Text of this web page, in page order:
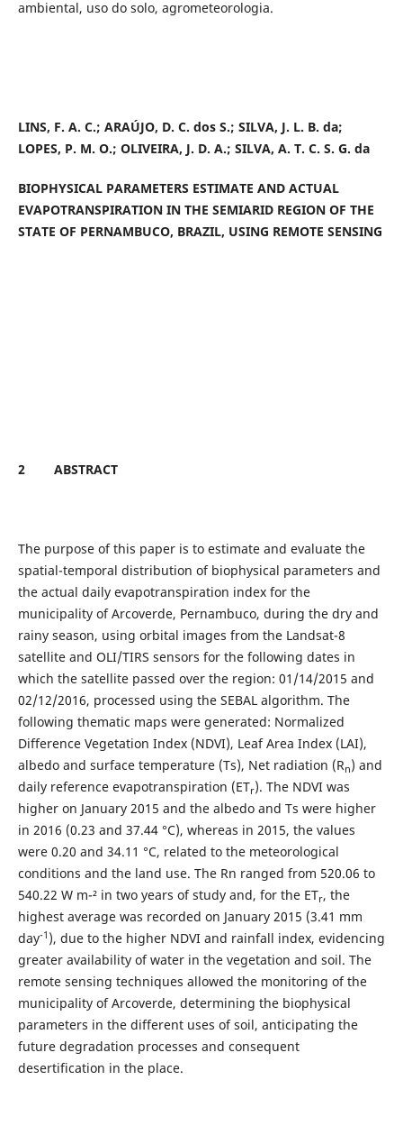
ambiental, uso do solo, agrometeorologia.
LINS, F. A. C.; ARAÚJO, D. C. dos S.; SILVA, J. L. B. da;
LOPES, P. M. O.; OLIVEIRA, J. D. A.; SILVA, A. T. C. S. G. da
BIOPHYSICAL PARAMETERS ESTIMATE AND ACTUAL
EVAPOTRANSPIRATION IN THE SEMIARID REGION OF THE
STATE OF PERNAMBUCO, BRAZIL, USING REMOTE SENSING
2 ABSTRACT
The purpose of this paper is to estimate and evaluate the
spatial-temporal distribution of biophysical parameters and
the actual daily evapotranspiration index for the
municipality of Arcoverde, Pernambuco, during the dry and
rainy season, using orbital images from the Landsat-8
satellite and OLI/TIRS sensors for the following dates in
which the satellite passed over the region: 01/14/2015 and
02/12/2016, processed using the SEBAL algorithm. The
following thematic maps were generated: Normalized
Difference Vegetation Index (NDVI), Leaf Area Index (LAI),
albedo and surface temperature (Ts), Net radiation (Rn) and
daily reference evapotranspiration (ETr). The NDVI was
higher on January 2015 and the albedo and Ts were higher
in 2016 (0.23 and 37.44 °C), whereas in 2015, the values
were 0.20 and 34.11 °C, related to the meteorological
conditions and the land use. The Rn ranged from 520.06 to
540.22 W m-² in two years of study and, for the ETr, the
highest average was recorded on January 2015 (3.41 mm
day-1 ), due to the higher NDVI and rainfall index, evidencing
greater availability of water in the vegetation and soil. The
remote sensing techniques allowed the monitoring of the
municipality of Arcoverde, determining the biophysical
parameters in the different uses of soil, anticipating the
future degradation processes and consequent
desertification in the place.